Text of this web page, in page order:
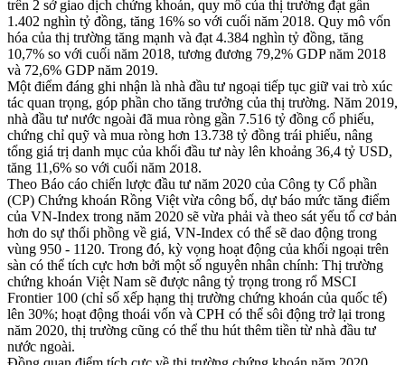
trên 2 sở giao dịch chứng khoán, quy mô của thị trường đạt gần
1.402 nghìn tỷ đồng, tăng 16% so với cuối năm 2018. Quy mô vốn
hóa của thị trường tăng mạnh và đạt 4.384 nghìn tỷ đồng, tăng
10,7% so với cuối năm 2018, tương đương 79,2% GDP năm 2018
và 72,6% GDP năm 2019.
Một điểm đáng ghi nhận là nhà đầu tư ngoại tiếp tục giữ vai trò xúc
tác quan trọng, góp phần cho tăng trưởng của thị trường. Năm 2019,
nhà đầu tư nước ngoài đã mua ròng gần 7.516 tỷ đồng cổ phiếu,
chứng chỉ quỹ và mua ròng hơn 13.738 tỷ đồng trái phiếu, nâng
tổng giá trị danh mục của khối đầu tư này lên khoảng 36,4 tỷ USD,
tăng 11,6% so với cuối năm 2018.
Theo Báo cáo chiến lược đầu tư năm 2020 của Công ty Cổ phần
(CP) Chứng khoán Rồng Việt vừa công bố, dự báo mức tăng điểm
của VN-Index trong năm 2020 sẽ vừa phải và theo sát yếu tố cơ bản
hơn do sự thổi phồng về giá, VN-Index có thể sẽ dao động trong
vùng 950 - 1120. Trong đó, kỳ vọng hoạt động của khối ngoại trên
sàn có thể tích cực hơn bởi một số nguyên nhân chính: Thị trường
chứng khoán Việt Nam sẽ được nâng tỷ trọng trong rổ MSCI
Frontier 100 (chỉ số xếp hạng thị trường chứng khoán của quốc tế)
lên 30%; hoạt động thoái vốn và CPH có thể sôi động trở lại trong
năm 2020, thị trường cũng có thể thu hút thêm tiền từ nhà đầu tư
nước ngoài.